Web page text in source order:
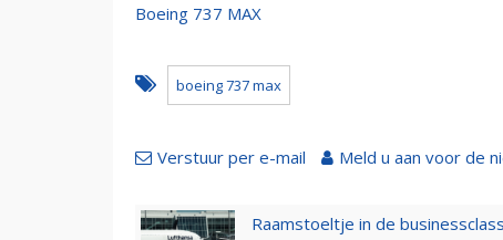
Boeing 737 MAX
boeing 737 max
Verstuur per e-mail Meld u aan voor de
Raamstoeltje in de